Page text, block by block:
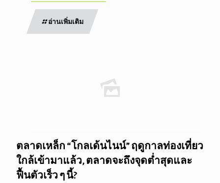
อ่านเพิ่มเติม
ตลาดเหล็ก “โกลเด้นไนน์” ฤดูกาลท่องเที่ยว
ใกล้เข้ามาแล้ว, ตลาดจะถึงจุดต่ำสุดและ
ฟื้นตัวเร็ว ๆ นี้?